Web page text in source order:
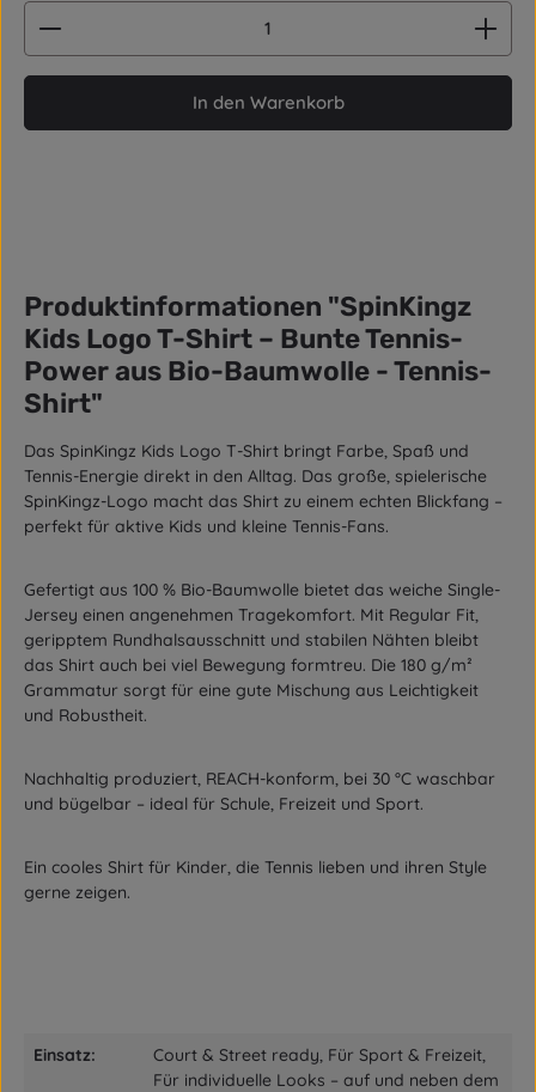
Produkt Anzahl: Gib den gewünschten Wert
In den Warenkorb
Produktinformationen "SpinKingz
Kids Logo T-Shirt – Bunte Tennis-
Power aus Bio-Baumwolle - Tennis-
Shirt"
Das SpinKingz Kids Logo T-Shirt bringt Farbe, Spaß und
Tennis-Energie direkt in den Alltag. Das große, spielerische
SpinKingz-Logo macht das Shirt zu einem echten Blickfang –
perfekt für aktive Kids und kleine Tennis-Fans.
Gefertigt aus 100 % Bio-Baumwolle bietet das weiche Single-
Jersey einen angenehmen Tragekomfort. Mit Regular Fit
geripptem Rundhalsausschnitt und stabilen Nähten bleibt
das Shirt auch bei viel Bewegung formtreu. Die 180 g/m²
Grammatur sorgt für eine gute Mischung aus Leichtigkeit
und Robustheit.
Nachhaltig produziert, REACH-konform , bei 30 °C waschbar
und bügelbar – ideal für Schule, Freizeit und Sport.
Ein cooles Shirt für Kinder, die Tennis lieben und ihren Style
gerne zeigen.
Einsatz:
Court & Street ready, Für Sport & Freizeit,
Für individuelle Looks – auf und neben dem